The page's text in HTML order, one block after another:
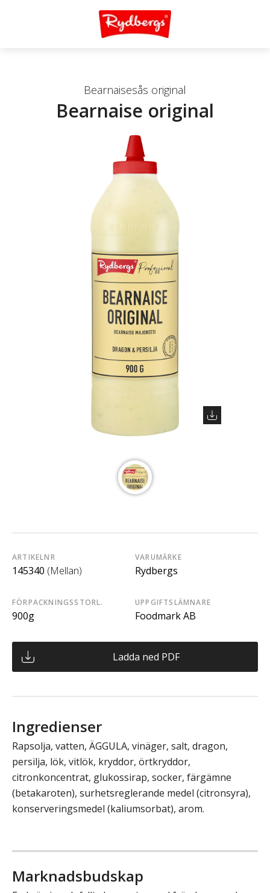
Bearnaisesås original
Bearnaise original
ARTIKELNR
145340 (Mellan)
VARUMÄRKE
Rydbergs
FÖRPACKNINGSSTORL.
900g
UPPGIFTSLÄMNARE
Foodmark AB
Ladda ned PDF
Ingredienser
Rapsolja, vatten, ÄGGULA, vinäger, salt, dragon,
persilja, lök, vitlök, kryddor, örtkryddor,
citronkoncentrat, glukossirap, socker, färgämne
(betakaroten), surhetsreglerande medel (citronsyra),
konserveringsmedel (kaliumsorbat), arom.
Marknadsbudskap